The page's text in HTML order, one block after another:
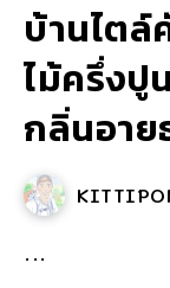
บ้านไตล์
ไม้ครึ่งปู
กลิ่นอาย
...